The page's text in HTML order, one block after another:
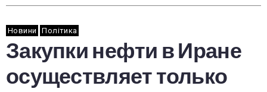
Новини Політика
Закупки нефти в Иране
осуществляет только